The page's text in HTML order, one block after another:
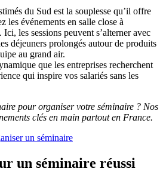
du Sud est la souplesse qu’il offre
les événements en salle close à
les sessions peuvent s’alterner avec
déjeuners prolongés autour de produits
au grand air.
que les entreprises recherchent
qui inspire vos salariés sans les
pour organiser votre séminaire ? Nos
clés en main partout en France.
un séminaire
un séminaire réussi